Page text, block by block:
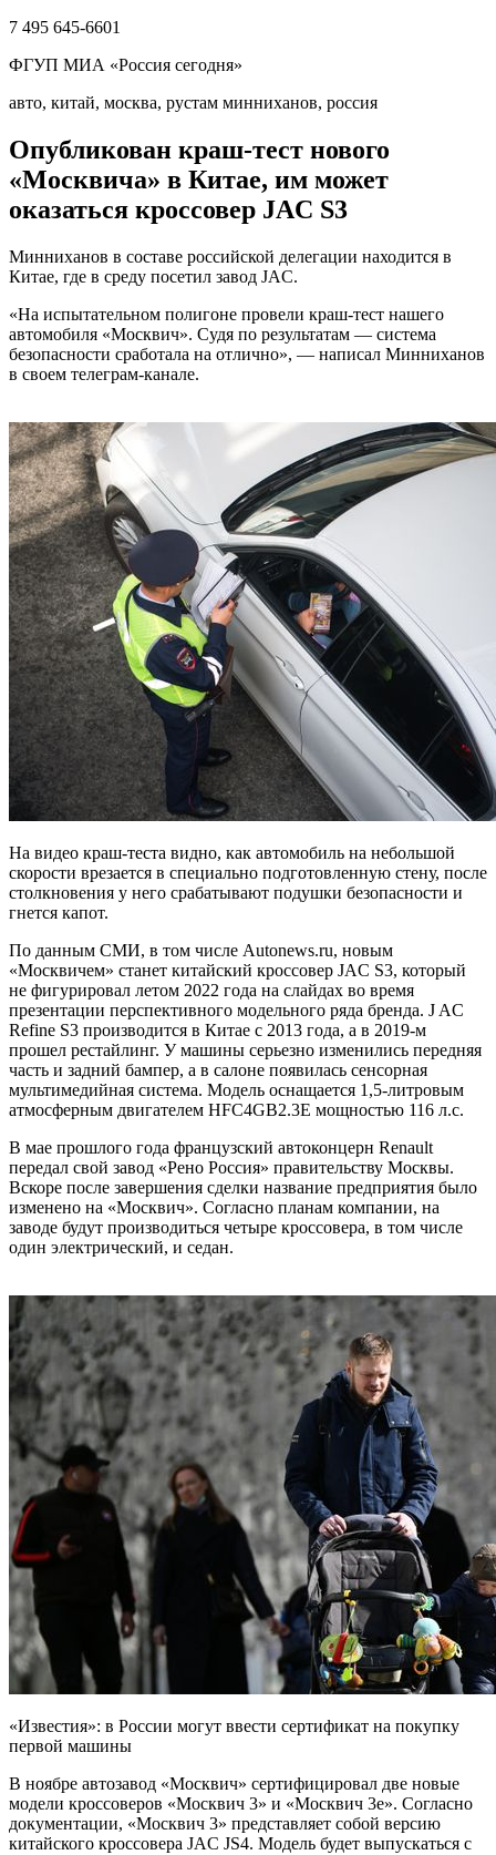
7 495 645-6601
ФГУП МИА «Россия сегодня»
авто, китай, москва, рустам минниханов, россия
Опубликован краш-тест нового
«Москвича» в Китае, им может
оказаться кроссовер JAC S3
Минниханов в составе российской делегации находится в
Китае, где в среду посетил завод JAC.
«На испытательном полигоне провели краш-тест нашего
автомобиля «Москвич». Судя по результатам — система
безопасности сработала на отлично», — написал Минниханов
в своем телеграм-канале.
На видео краш-теста видно, как автомобиль на небольшой
скорости врезается в специально подготовленную стену, после
столкновения у него срабатывают подушки безопасности и
гнется капот.
По данным СМИ, в том числе Autonews.ru, новым
«Москвичем» станет китайский кроссовер JAC S3, который
не фигурировал летом 2022 года на слайдах во время
презентации перспективного модельного ряда бренда. J AC
Refine S3 производится в Китае с 2013 года, а в 2019-м
прошел рестайлинг. У машины серьезно изменились передняя
часть и задний бампер, а в салоне появилась сенсорная
мультимедийная система. Модель оснащается 1,5-литровым
атмосферным двигателем HFC4GB2.3E мощностью 116 л.с.
В мае прошлого года французский автоконцерн Renault
передал свой завод «Рено Россия» правительству Москвы.
Вскоре после завершения сделки название предприятия было
изменено на «Москвич». Согласно планам компании, на
заводе будут производиться четыре кроссовера, в том числе
один электрический, и седан.
«Известия»: в России могут ввести сертификат на покупку
первой машины
В ноябре автозавод «Москвич» сертифицировал две новые
модели кроссоверов «Москвич 3» и «Москвич 3е». Согласно
документации, «Москвич 3» представляет собой версию
китайского кроссовера JAC JS4. Модель будет выпускаться с